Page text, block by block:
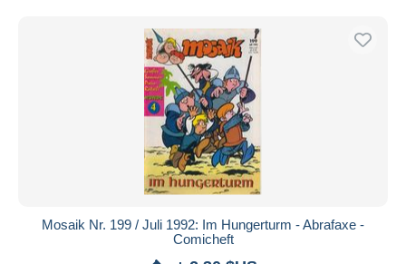
Mosaik Nr. 199 / Juli 1992: Im Hungerturm - Abrafaxe -
Comicheft